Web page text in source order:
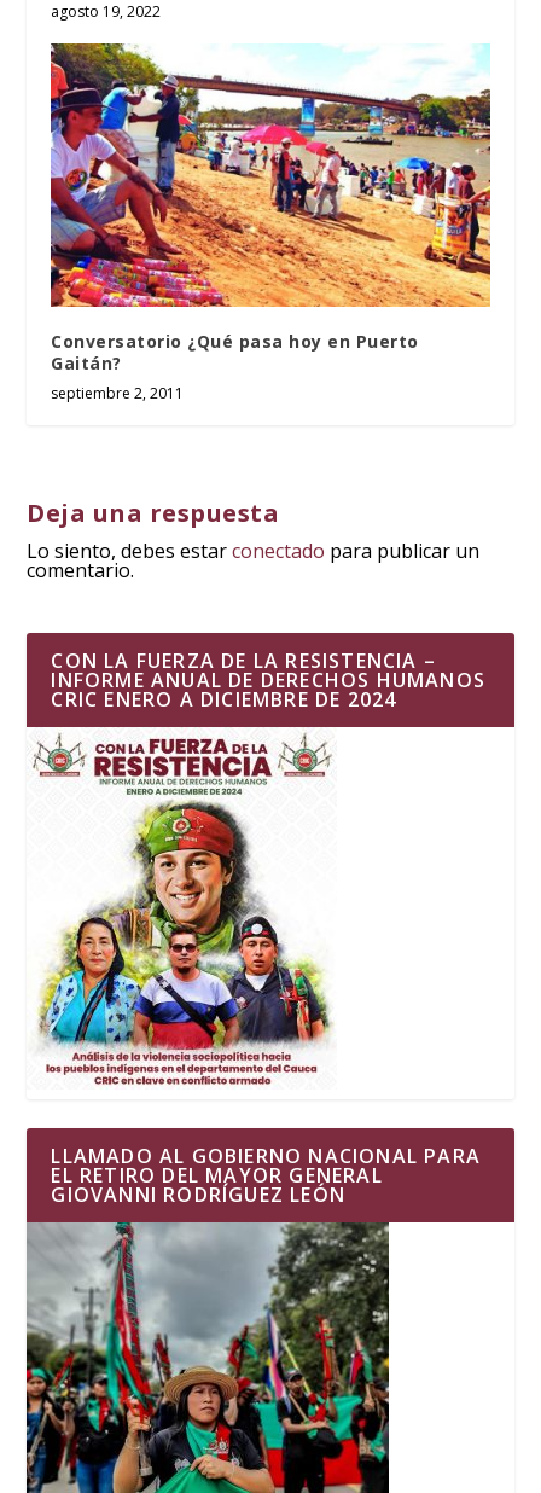
agosto 19, 2022
Conversatorio ¿Qué pasa hoy en Puerto
Gaitán?
septiembre 2, 2011
Deja una respuesta
Lo siento, debes estarconectado para publicar un
comentario.
CON LA FUERZA DE LA RESISTENCIA –
INFORME ANUAL DE DERECHOS HUMANOS
CRIC ENERO A DICIEMBRE DE 2024
LLAMADO AL GOBIERNO NACIONAL PARA
EL RETIRO DEL MAYOR GENERAL
GIOVANNI RODRÍGUEZ LEÓN